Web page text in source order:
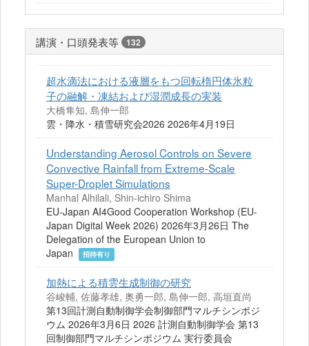
講演・口頭発表等 132
超水滴法における液層をもつ回転楕円体氷粒
子の融解・凍結および湿潤成長の実装
大橋隼知, 島伸一郎
雲・降水・積雪研究会2026 2026年4月19日
Understanding Aerosol Controls on Severe
Convective Rainfall from Extreme-Scale
Super-Droplet Simulations
Manhal Alhilali, Shin-ichiro Shima
EU-Japan AI4Good Cooperation Workshop (EU-
Japan Digital Week 2026) 2026年3月26日 The
Delegation of the European Union to
Japan
招待有り
加熱による積雲生成制御の研究
谷峻輔, 佐藤孝雄, 奥勇一郎, 島伸一郎, 高垣直尚
第13回計測自動制御学会制御部門マルチシンポジ
ウム 2026年3月6日 2026 計測自動制御学会 第13
回制御部門マルチシンポジウム 実行委員会